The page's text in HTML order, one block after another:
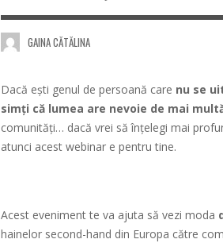
GAINA CĂTĂLINA
Dacă ești genul de persoană care nu se
simți că lumea are nevoie de mai
comunități… dacă vrei să înțelegi mai
atunci acest webinar e pentru tine.
Acest eveniment te va ajuta să vezi moda
hainelor second-hand din Europa către